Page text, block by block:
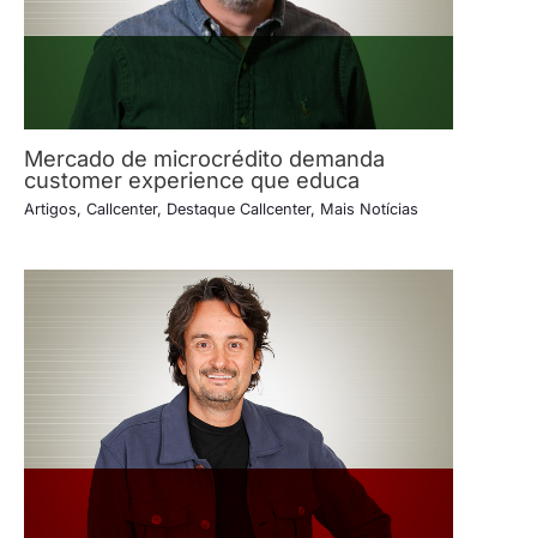
Mercado de microcrédito demanda
customer experience que educa
Artigos, Callcenter, Destaque Callcenter, Mais Notícias